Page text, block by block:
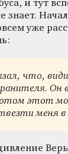
и тут
знает.
уже
что,
Он
этот
меня в